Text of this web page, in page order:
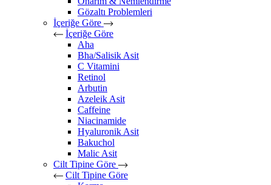
Gözaltı Problemleri
İçeriğe Göre
İçeriğe Göre
Aha
Bha/Salisik Asit
C Vitamini
Retinol
Arbutin
Azeleik Asit
Caffeine
Niacinamide
Hyaluronik Asit
Bakuchol
Malic Asit
Cilt Tipine Göre
Cilt Tipine Göre